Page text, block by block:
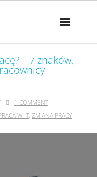
– 7 znaków,
1 COMMENT
W IT, ZMIANA PRACY